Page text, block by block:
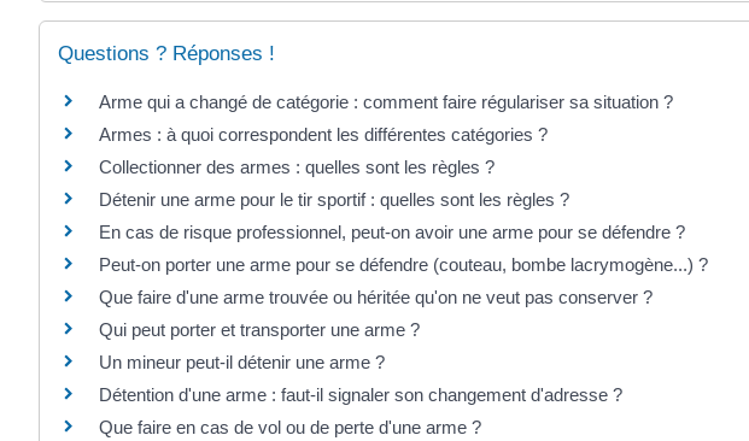
Questions ? Réponses !
Arme qui a changé de catégorie : comment faire régulariser sa situation ?
Armes : à quoi correspondent les différentes catégories ?
Collectionner des armes : quelles sont les règles ?
Détenir une arme pour le tir sportif : quelles sont les règles ?
En cas de risque professionnel, peut-on avoir une arme pour se défendre ?
Peut-on porter une arme pour se défendre (couteau, bombe lacrymogène...) ?
Que faire d'une arme trouvée ou héritée qu'on ne veut pas conserver ?
Qui peut porter et transporter une arme ?
Un mineur peut-il détenir une arme ?
Détention d'une arme : faut-il signaler son changement d'adresse ?
Que faire en cas de vol ou de perte d'une arme ?